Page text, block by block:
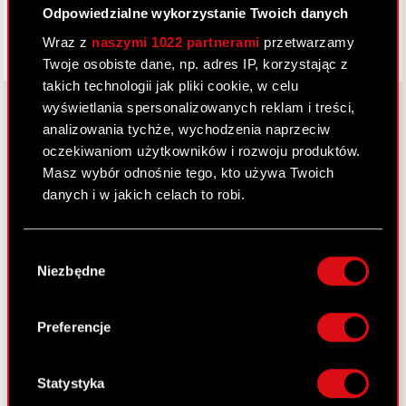
Odpowiedzialne wykorzystanie Twoich danych
Wraz z naszymi 1022 partnerami przetwarzamy
Twoje osobiste dane, np. adres IP, korzystając z
takich technologii jak pliki cookie, w celu
wyświetlania spersonalizowanych reklam i treści,
analizowania tychże, wychodzenia naprzeciw
oczekiwaniom użytkowników i rozwoju produktów.
Masz wybór odnośnie tego, kto używa Twoich
danych i w jakich celach to robi.
Gromadzić dane dotyczące Twojej
lokalizacji geograficznej z dokładnością nawet
Identyfikować Twoje urządzenie, aktywnie
analizując charakteryzującego je zbiory
palca)
zgody
Niezbędne
Preferencje
Statystyka
O CD PROJEKT
Grupa Kapitałowa
Nasz biznes
Inwestorzy
Media